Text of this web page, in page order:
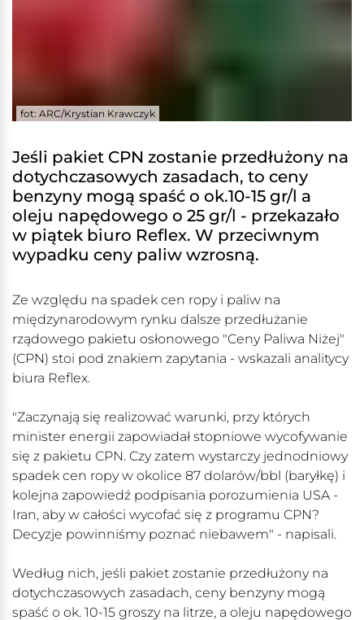
fot: ARC/Krystian Krawczyk
Jeśli pakiet CPN zostanie przedłużony na
dotychczasowych zasadach, to ceny
benzyny mogą spaść o ok.10-15 gr/l a
oleju napędowego o 25 gr/l - przekazało
w piątek biuro Reflex. W przeciwnym
wypadku ceny paliw wzrosną.
Ze względu na spadek cen ropy i paliw na
międzynarodowym rynku dalsze przedłużanie
rządowego pakietu osłonowego "Ceny Paliwa Niżej"
(CPN) stoi pod znakiem zapytania - wskazali analitycy
biura Reflex.
"Zaczynają się realizować warunki, przy których
minister energii zapowiadał stopniowe wycofywanie
się z pakietu CPN. Czy zatem wystarczy jednodniowy
spadek cen ropy w okolice 87 dolarów/bbl (baryłkę) i
kolejna zapowiedź podpisania porozumienia USA -
Iran, aby w całości wycofać się z programu CPN?
Decyzje powinniśmy poznać niebawem" - napisali.
Według nich, jeśli pakiet zostanie przedłużony na
dotychczasowych zasadach, ceny benzyny mogą
spaść o ok. 10-15 groszy na litrze, a oleju napędowego